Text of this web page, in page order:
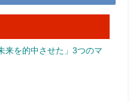
来を的中させた」3つのマ